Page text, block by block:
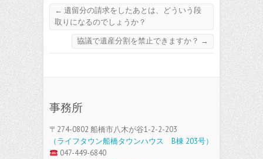
← 遺留分の請求をしたあとは、どういう段
取りになるのでしょうか？
協議で遺産分割を禁止できますか？ →
事務所
〒274-0802 船橋市八木が谷1-2-2-203
（ライフタウン船橋タウンハウス B棟 203号）
047-449-6840